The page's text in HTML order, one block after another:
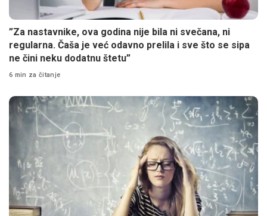
”Za nastavnike, ova godina nije bila ni svečana, ni
regularna. Čaša je već odavno prelila i sve što se sipa
ne čini neku dodatnu štetu”
6 min za čitanje